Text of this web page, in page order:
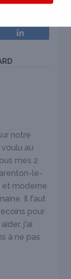
notre
au
mes 2
le-
et moderne
Il faut
pour
j'ai
à ne pas